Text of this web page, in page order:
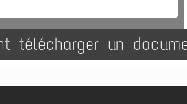
télécharger un